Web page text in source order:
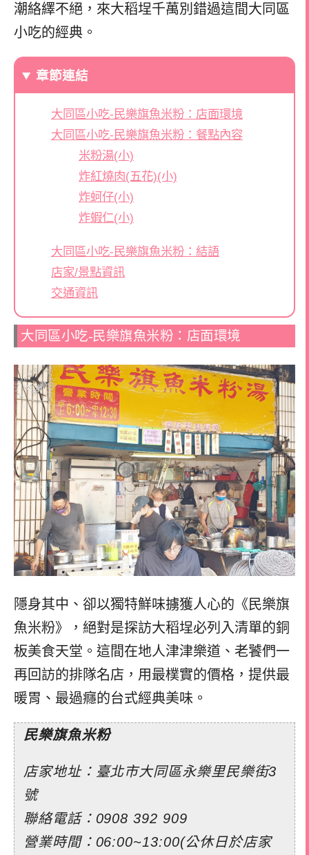
潮絡繹不絕，來大稻埕千萬別錯過這間大同區
小吃的經典。
章節連結
大同區小吃-民樂旗魚米粉：店面環境
大同區小吃-民樂旗魚米粉：餐點內容
米粉湯(小)
炸紅燒肉(五花)(小)
炸蚵仔(小)
炸蝦仁(小)
大同區小吃-民樂旗魚米粉：結語
店家/景點資訊
交通資訊
大同區小吃-民樂旗魚米粉：店面環境
隱身其中、卻以獨特鮮味擄獲人心的《民樂旗
魚米粉》，絕對是探訪大稻埕必列入清單的銅
板美食天堂。這間在地人津津樂道、老饕們一
再回訪的排隊名店，用最樸實的價格，提供最
暖胃、最過癮的台式經典美味。
民樂旗魚米粉
店家地址：臺北市大同區永樂里民樂街3
號
聯絡電話： 0908 392 909
營業時間：06:00~13:00(公休日於店家